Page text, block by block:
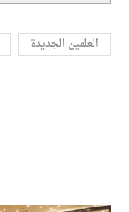
العلمين الجديدة